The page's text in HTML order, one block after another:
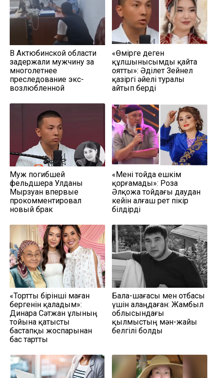
В Актюбинской области
задержали мужчину за
многолетнее
преследование экс-
возлюбленной
«Өмірге деген
құлшынысымды қайта
оятты»: Әділет Зейнел
қазіргі әйелі туралы
айтып берді
Муж погибшей
фельдшера Улданы
Мырзуан впервые
прокомментировал
новый брак
«Мені тойда ешкім
қорғамады»: Роза
Әлқожа тойдағы даудан
кейін алғаш рет пікір
білдірді
«Тортты бірінші маған
бергенін қаладым»:
Динара Сәтжан ұлының
тойына қатысты
бастапқы жоспарынан
бас тартты
Бала-шағасы мен отбасы
үшін алаңдаған: Жамбыл
облысындағы
қылмыстың мән-жайы
белгілі болды